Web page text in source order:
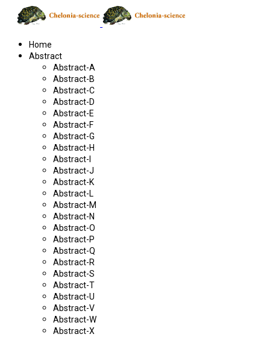
Home
Abstract
Abstract-A
Abstract-B
Abstract-C
Abstract-D
Abstract-E
Abstract-F
Abstract-G
Abstract-H
Abstract-I
Abstract-J
Abstract-K
Abstract-L
Abstract-M
Abstract-N
Abstract-O
Abstract-P
Abstract-Q
Abstract-R
Abstract-S
Abstract-T
Abstract-U
Abstract-V
Abstract-W
Abstract-X